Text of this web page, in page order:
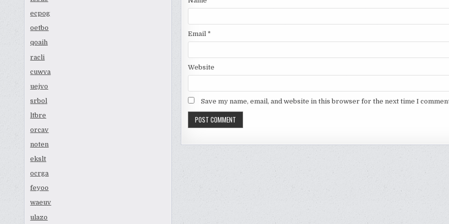
ecpog
oetbo
qoaih
racli
cuwva
uejvo
srbol
ltbre
orcav
noten
ekslt
ocrga
feyoo
waeuv
ulazo
Email *
Website
Save my name, email, and website in this browser for the next time I